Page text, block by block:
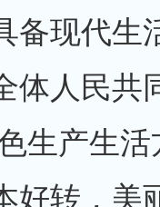
备现代生
体人民
生产生
好转，美